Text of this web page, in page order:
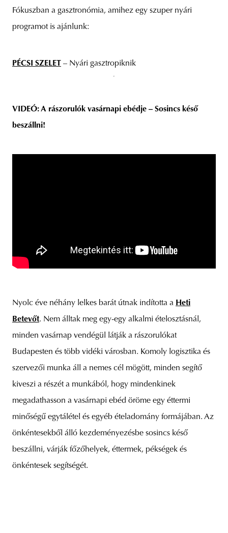
Fókuszban a gasztronómia, amihez egy szuper nyári
programot is ajánlunk:
PÉCSI SZELET – Nyári gasztropiknik
VIDEÓ: A rászorulók vasárnapi ebédje – Sosincs késő
beszállni!
Nyolc éve néhány lelkes barát útnak indította a Heti
Betevőt. Nem álltak meg egy-egy alkalmi ételosztásnál,
minden vasárnap vendégül látják a rászorulókat
Budapesten és több vidéki városban. Komoly logisztika és
szervezői munka áll a nemes cél mögött, minden segítő
kiveszi a részét a munkából, hogy mindenkinek
megadathasson a vasárnapi ebéd öröme egy éttermi
minőségű egytálétel és egyéb ételadomány formájában. Az
önkéntesekből álló kezdeményezésbe sosincs késő
beszállni, várják főzőhelyek, éttermek, pékségek és
önkéntesek segítségét.